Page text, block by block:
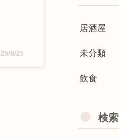
8/25
居酒屋
未分類
飲食
検索